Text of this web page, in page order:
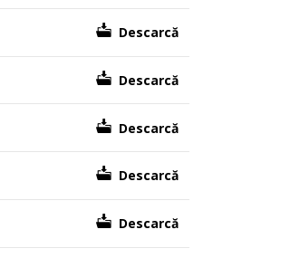
Descarcă
Descarcă
Descarcă
Descarcă
Descarcă